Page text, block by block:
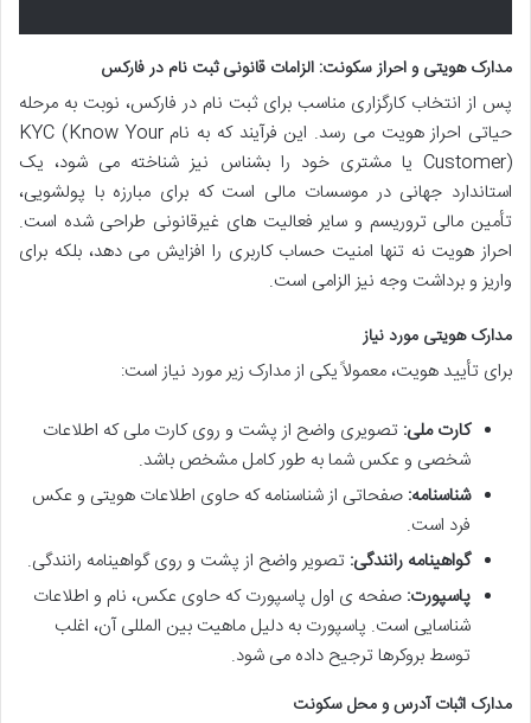
مدارک هویتی و احراز سکونت: الزامات قانونی ثبت نام در فارکس
پس از انتخاب کارگزاری مناسب برای ثبت نام در فارکس، نوبت به مرحله
حیاتی احراز هویت می رسد. این فرآیند که به نام KYC (Know Your
Customer) یا مشتری خود را بشناس نیز شناخته می شود، یک
استاندارد جهانی در موسسات مالی است که برای مبارزه با پولشویی،
تأمین مالی تروریسم و سایر فعالیت های غیرقانونی طراحی شده است.
احراز هویت نه تنها امنیت حساب کاربری را افزایش می دهد، بلکه برای
واریز و برداشت وجه نیز الزامی است.
مدارک هویتی مورد نیاز
برای تأیید هویت، معمولاً یکی از مدارک زیر مورد نیاز است:
کارت ملی: تصویری واضح از پشت و روی کارت ملی که اطلاعات
شخصی و عکس شما به طور کامل مشخص باشد.
شناسنامه: صفحاتی از شناسنامه که حاوی اطلاعات هویتی و عکس
فرد است.
گواهینامه رانندگی: تصویر واضح از پشت و روی گواهینامه رانندگی.
پاسپورت: صفحه ی اول پاسپورت که حاوی عکس، نام و اطلاعات
شناسایی است. پاسپورت به دلیل ماهیت بین المللی آن، اغلب
توسط بروکرها ترجیح داده می شود.
مدارک اثبات آدرس و محل سکونت